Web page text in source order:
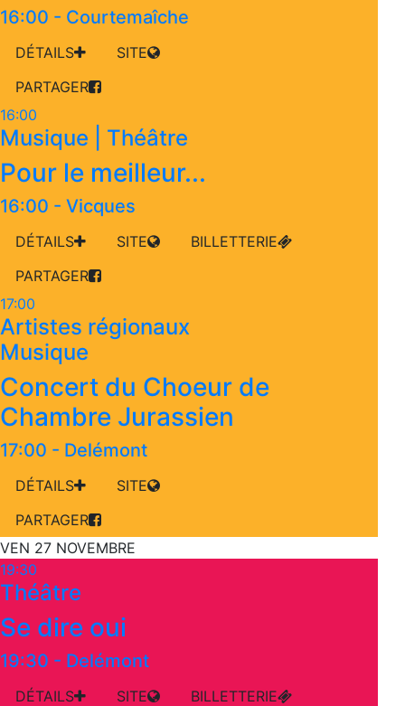
16:00 - Courtemaîche
DÉTAILS
SITE
PARTAGER
16:00
Musique | Théâtre
Pour le meilleur...
16:00 - Vicques
DÉTAILS SITE
BILLETTERIE
PARTAGER
17:00
Artistes régionaux
Musique
Concert du Choeur de
Chambre Jurassien
17:00 - Delémont
DÉTAILS
SITE
PARTAGER
VEN 27 NOVEMBRE
19:30
Théâtre
Se dire oui
19:30 - Delémont
DÉTAILS SITE
BILLETTERIE